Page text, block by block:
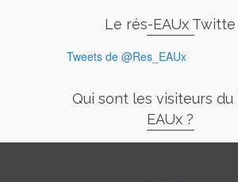
Le rés-EAUx Twitte
Tweets de @Res_EAUx
Qui sont les visiteurs du
EAUx ?